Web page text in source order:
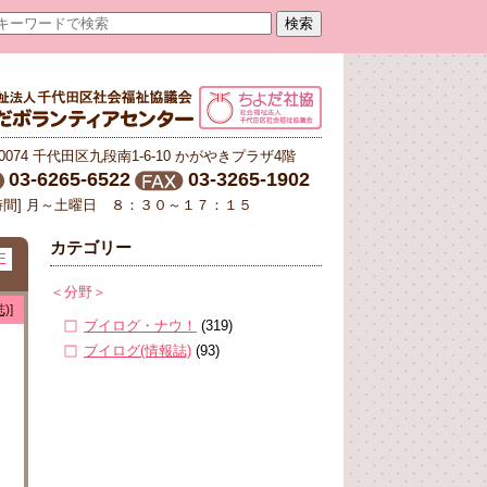
千代田区九段南1-6-10 かがやきプラザ4階
03-6265-6522 03-3265-1902
間] 月～土曜日 ８：３０～１７：１５
)]
カテゴリー
＜分野＞
ブイログ・ナウ！ (319)
ブイログ(情報誌) (93)